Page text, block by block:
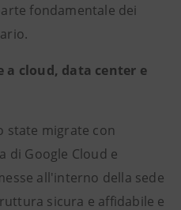
fondamentale dei
a cloud, data center e
state migrate con
di Google Cloud e
all'interno della sede
sicura e affidabile e